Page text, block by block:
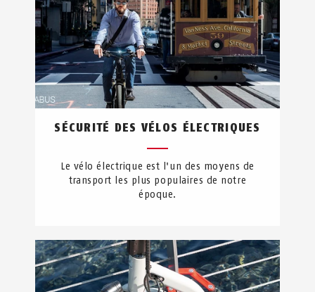
SÉCURITÉ DES VÉLOS ÉLECTRIQUES
Le vélo électrique est l'un des moyens de
transport les plus populaires de notre
époque.